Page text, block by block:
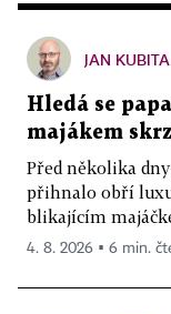
JAN KUBITA
Hledá se
majákem
Před několika
přihnalo obří
blikajícím
4. 8. 2026 ▪ 6 min.